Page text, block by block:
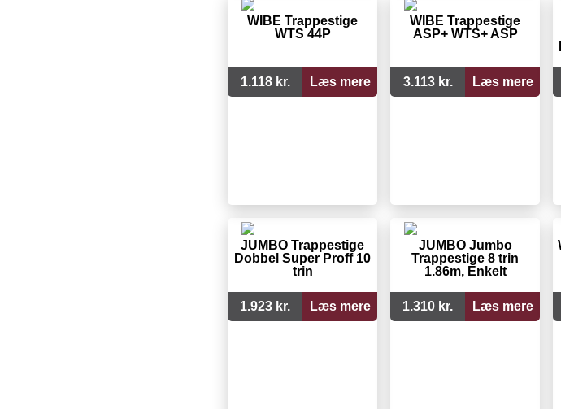
WIBE Trappestige
WTS 44P
1.118 kr. Læs mere
WIBE Trappestige
ASP+ WTS+ ASP
3.113 kr. Læs mere
JUMBO Trappestige
Dobbel Super Proff 10
trin
1.923 kr. Læs mere
JUMBO Jumbo
Trappestige 8 trin
1.86m, Enkelt
1.310 kr. Læs mere